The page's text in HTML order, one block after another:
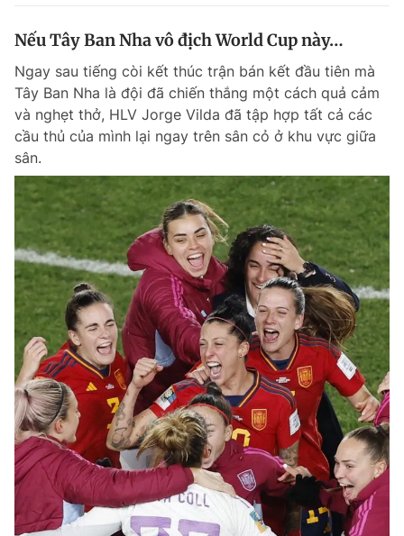
Nếu Tây Ban Nha vô địch World Cup này…
Ngay sau tiếng còi kết thúc trận bán kết đầu tiên mà
Tây Ban Nha là đội đã chiến thắng một cách quả cảm
và nghẹt thở, HLV Jorge Vilda đã tập hợp tất cả các
cầu thủ của mình lại ngay trên sân cỏ ở khu vực giữa
sân.